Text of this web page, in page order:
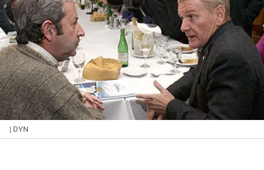
| DYN